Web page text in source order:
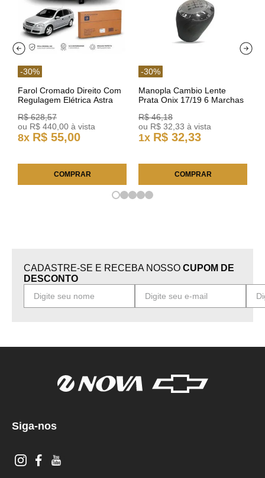
-30%
Farol Cromado Direito Com
Regulagem Elétrica Astra
R$ 628,57
ou R$ 440 00 à vista
8x R$ 55,00
COMPRAR
-30%
Manopla Cambio Lente
Prata Onix 17/19 6 Marchas
R$ 46,18
ou R$ 32 33 à vista
1x R$ 32,33
COMPRAR
CADASTRE-SE E RECEBA NOSSO CUPOM DE
DESCONTO
Siga-nos